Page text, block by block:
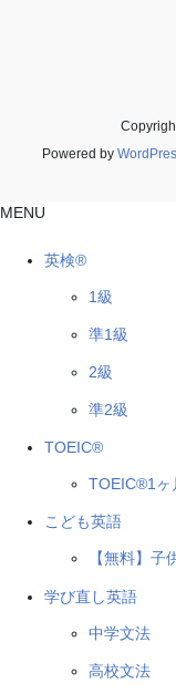
Powered by
MENU
英検®
1級
準1級
2級
準2級
TOEIC®
TOEIC®1ヶ
こども英語
【無料】子
学び直し英語
中学文法
高校文法